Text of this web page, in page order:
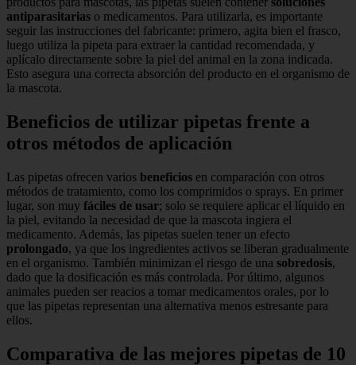
antiparasitarias o medicamentos. Para utilizarla, es importante
seguir las instrucciones del fabricante: primero, agita bien el frasco,
luego utiliza la pipeta para extraer la cantidad recomendada, y
aplícalo directamente sobre la piel del animal en la zona indicada.
Esto asegura una correcta absorción del producto en el organismo de
la mascota.
Beneficios de utilizar pipetas frente a
otros métodos de aplicación
Las pipetas ofrecen varios beneficios en comparación con otros
métodos de tratamiento, como los comprimidos o sprays. En primer
lugar, son muy fáciles de usar; solo se requiere aplicar el líquido en
la piel, evitando la necesidad de que la mascota ingiera el
medicamento. Además, las pipetas suelen tener un efecto
prolongado, ya que los ingredientes activos se liberan gradualmente
en el organismo. También minimizan el riesgo de una sobredosis,
dado que la dosificación es más controlada. Por último, algunos
animales pueden ser reacios a tomar medicamentos orales, por lo
que las pipetas representan una alternativa menos estresante para
ellos.
Comparativa de las mejores pipetas de 10